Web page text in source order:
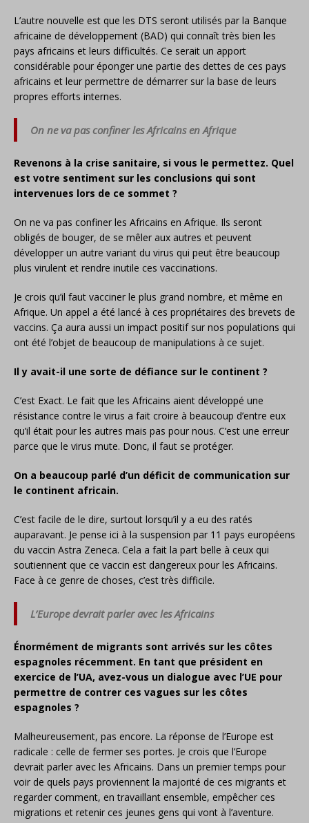
L’autre nouvelle est que les DTS seront utilisés par la Banque
africaine de développement (BAD) qui connaît très bien les
pays africains et leurs difficultés. Ce serait un apport
considérable pour éponger une partie des dettes de ces pays
africains et leur permettre de démarrer sur la base de leurs
propres efforts internes.
On ne va pas confiner les Africains en Afrique
Revenons à la crise sanitaire, si vous le permettez. Quel
est votre sentiment sur les conclusions qui sont
intervenues lors de ce sommet ?
On ne va pas confiner les Africains en Afrique. Ils seront
obligés de bouger, de se mêler aux autres et peuvent
développer un autre variant du virus qui peut être beaucoup
plus virulent et rendre inutile ces vaccinations.
Je crois qu’il faut vacciner le plus grand nombre, et même en
Afrique. Un appel a été lancé à ces propriétaires des brevets de
vaccins. Ça aura aussi un impact positif sur nos populations qui
ont été l’objet de beaucoup de manipulations à ce sujet.
Il y avait-il une sorte de défiance sur le continent ?
C’est Exact. Le fait que les Africains aient développé une
résistance contre le virus a fait croire à beaucoup d’entre eux
qu’il était pour les autres mais pas pour nous. C’est une erreur
parce que le virus mute. Donc, il faut se protéger.
On a beaucoup parlé d’un déficit de communication sur
le continent africain.
C’est facile de le dire, surtout lorsqu’il y a eu des ratés
auparavant. Je pense ici à la suspension par 11 pays européens
du vaccin Astra Zeneca. Cela a fait la part belle à ceux qui
soutiennent que ce vaccin est dangereux pour les Africains.
Face à ce genre de choses, c’est très difficile.
L’Europe devrait parler avec les Africains
Énormément de migrants sont arrivés sur les côtes
espagnoles récemment. En tant que président en
exercice de l’UA, avez-vous un dialogue avec l’UE pour
permettre de contrer ces vagues sur les côtes
espagnoles ?
Malheureusement, pas encore. La réponse de l’Europe est
radicale : celle de fermer ses portes. Je crois que l’Europe
devrait parler avec les Africains. Dans un premier temps pour
voir de quels pays proviennent la majorité de ces migrants et
regarder comment, en travaillant ensemble, empêcher ces
migrations et retenir ces jeunes gens qui vont à l’aventure.